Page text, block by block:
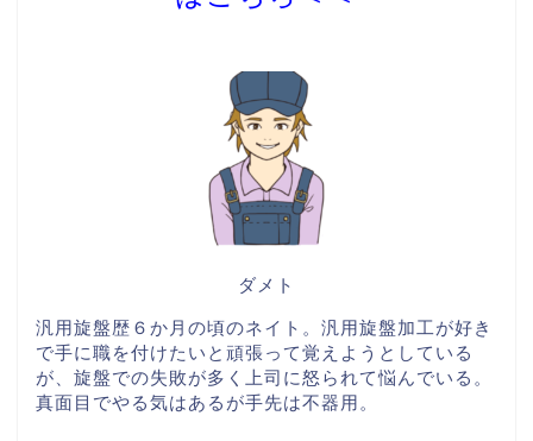
ダメト
汎用旋盤歴６か月の頃のネイト。汎用旋盤加工が好き
で手に職を付けたいと頑張って覚えようとしている
が、旋盤での失敗が多く上司に怒られて悩んでいる。
真面目でやる気はあるが手先は不器用。